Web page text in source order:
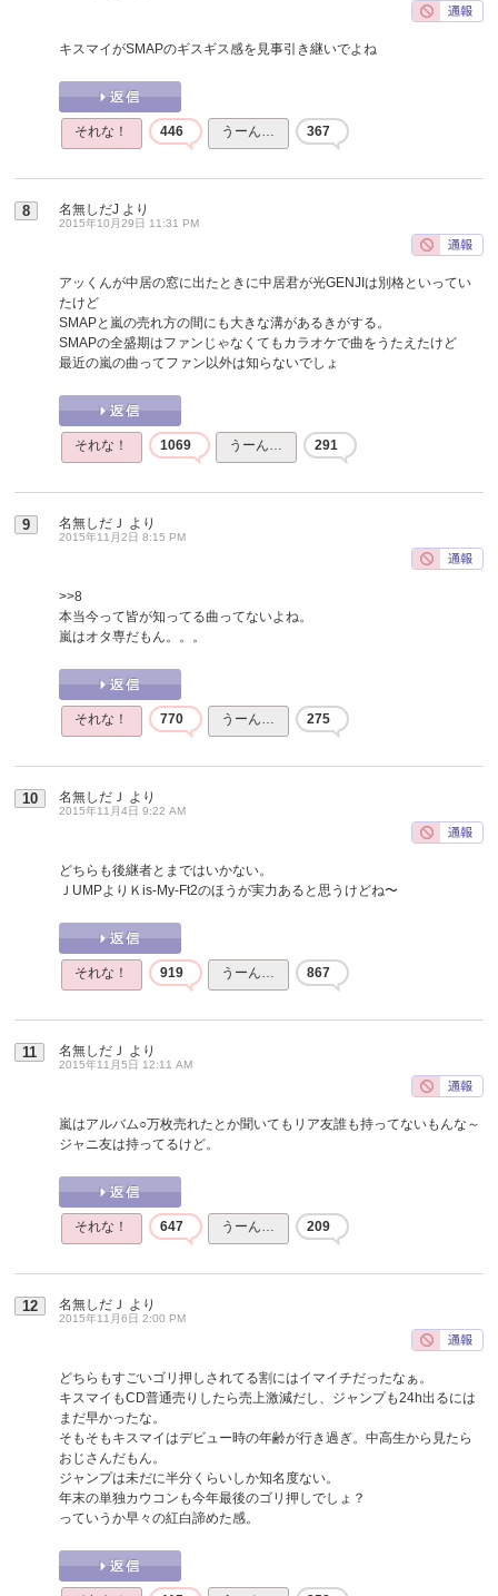
キスマイがSMAPのギスギス感を見事引き継いでよね
それな！ 446 うーん… 367
8 名無しだJ より
2015年10月29日 11:31 PM
アッくんが中居の窓に出たときに中居君が光GENJIは別格といってい
たけど
SMAPと嵐の売れ方の間にも大きな溝があるきがする。
SMAPの全盛期はファンじゃなくてもカラオケで曲をうたえたけど
最近の嵐の曲ってファン以外は知らないでしょ
それな！ 1069 うーん… 291
9 名無しだＪ より
2015年11月2日 8:15 PM
>>8
本当今って皆が知ってる曲ってないよね。
嵐はオタ専だもん。。。
それな！ 770 うーん… 275
10 名無しだＪ より
2015年11月4日 9:22 AM
どちらも後継者とまではいかない。
ＪUMPよりＫis-My-Ft2のほうが実力あると思うけどね〜
それな！ 919 うーん… 867
11 名無しだＪ より
2015年11月5日 12:11 AM
嵐はアルバム○万枚売れたとか聞いてもリア友誰も持ってないもんな～
ジャニ友は持ってるけど。
それな！ 647 うーん… 209
12 名無しだＪ より
2015年11月6日 2:00 PM
どちらもすごいゴリ押しされてる割にはイマイチだったなぁ。
キスマイもCD普通売りしたら売上激減だし、ジャンプも24h出るには
まだ早かったな。
そもそもキスマイはデビュー時の年齢が行き過ぎ。中高生から見たら
おじさんだもん。
ジャンプは未だに半分くらいしか知名度ない。
年末の単独カウコンも今年最後のゴリ押しでしょ？
っていうか早々の紅白諦めた感。